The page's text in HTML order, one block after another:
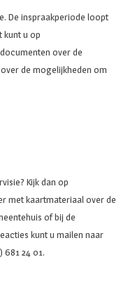
De inspraakperiode loopt
kunt u op
over de
de mogelijkheden om
Kijk dan op
met kaartmateriaal over de
of bij de
kunt u mailen naar
681 24 01.